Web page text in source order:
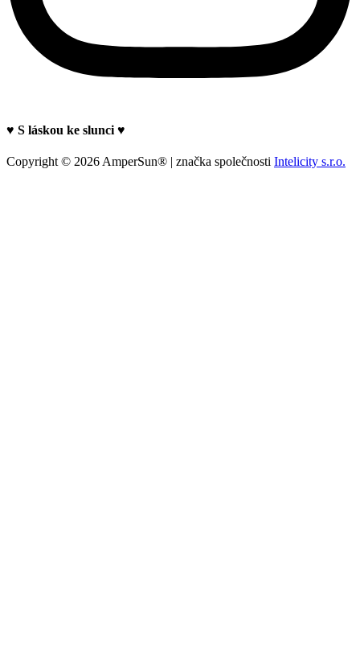
♥ S láskou ke slunci ♥
Copyright © 2026 AmperSun® | značka společnosti Intelicity s.r.o.